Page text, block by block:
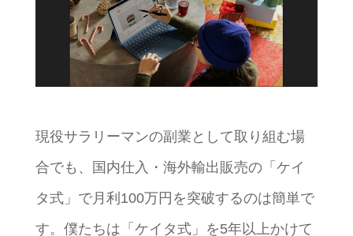
現役サラリーマンの副業として取り組む場
合でも、国内仕入・海外輸出販売の「ケイ
タ式」で月利100万円を突破するのは簡単で
す。僕たちは「ケイタ式」を5年以上かけて